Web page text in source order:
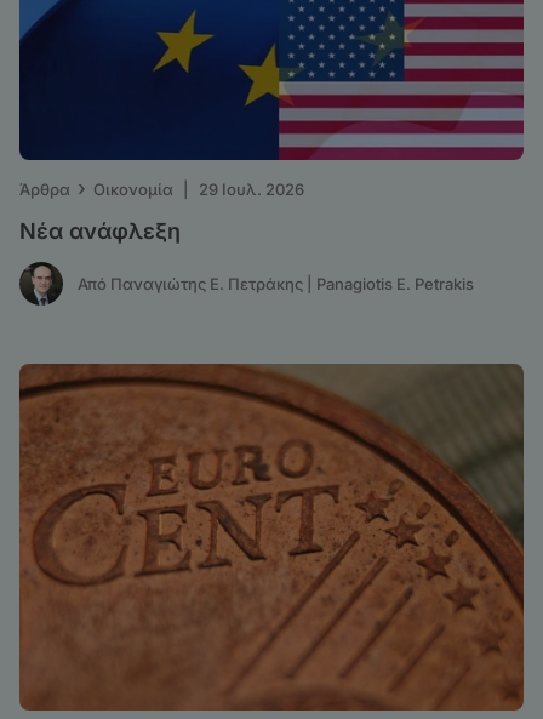
Άρθρα › Οικονομία 29 Ιουλ. 2026
Νέα ανάφλεξη
Από Παναγιώτης Ε. Πετράκης | Panagiotis E. Petrakis